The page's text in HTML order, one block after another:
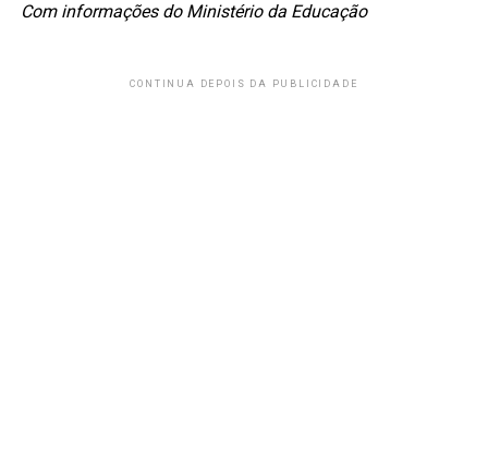
Com informações do Ministério da Educação
CONTINUA DEPOIS DA PUBLICIDADE